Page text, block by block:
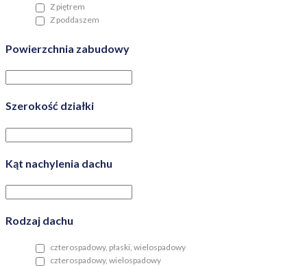
Z piętrem
Z poddaszem
Powierzchnia zabudowy
Szerokość działki
Kąt nachylenia dachu
Rodzaj dachu
czterospadowy, płaski, wielospadowy
czterospadowy, wielospadowy